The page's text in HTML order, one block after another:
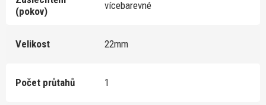
(pokov)
vícebarevné
Velikost 22mm
Počet průtahů 1